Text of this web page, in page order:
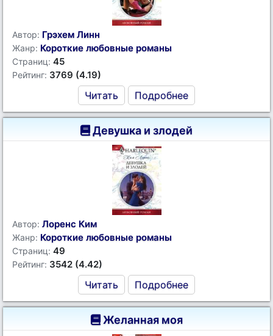
Автор: Грэхем Линн
Жанр: Короткие любовные романы
Страниц: 45
Рейтинг: 3769 (4.19)
Читать Подробнее
Девушка и злодей
Автор: Лоренс Ким
Жанр: Короткие любовные романы
Страниц: 49
Рейтинг: 3542 (4.42)
Читать Подробнее
Желанная моя